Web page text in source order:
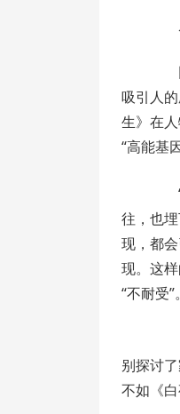
从
网
吸引人
生》在
“高能基
“
往，也
现，都
现。这
“不耐受”。
《
别探讨
不如《